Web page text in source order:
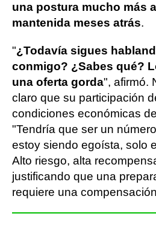
una postura mucho más
mantenida meses atrás.
"¿Todavía sigues
conmigo? ¿Sabes qué?
una oferta gorda", afirmó.
claro que su participación
condiciones económicas
"Tendría que ser un
estoy siendo egoísta, solo
Alto riesgo, alta
justificando que una
requiere una